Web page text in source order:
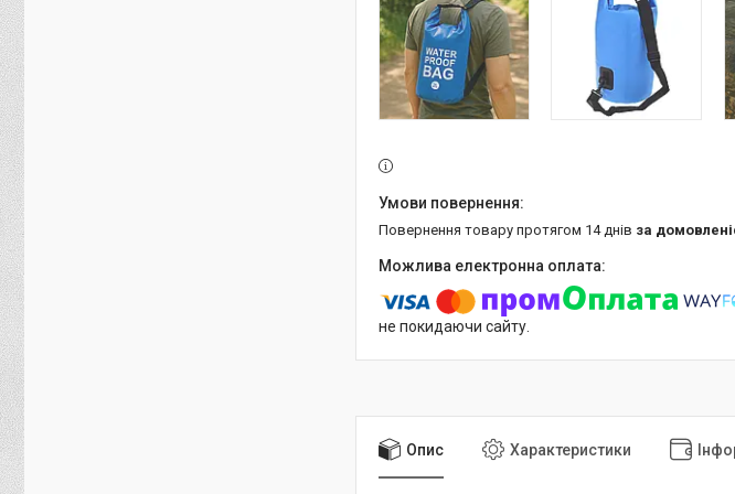
повернення товару протягом 14 днів за
не покидаючи сайту.
Опис Характеристики